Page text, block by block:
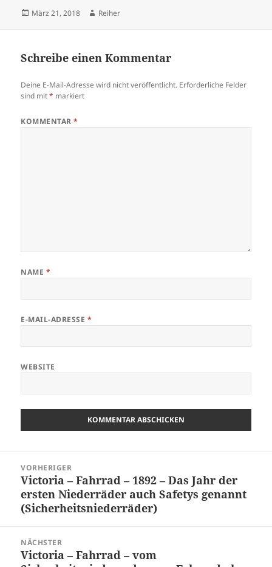
Veröffentlicht
März 21, 2018 Autor
Reiher
Schreibe einen Kommentar
Deine E-Mail-Adresse wird nicht veröffentlicht. Erforderliche Felder
sind mit* markiert
KOMMENTAR*
NAME *
E-MAIL-ADRESSE *
WEBSITE
VORHERIGER
Vorheriger
Beitrag:
Victoria – Fahrrad – 1892 – Das Jahr der
ersten Niederräder auch Safetys genannt
(Sicherheitsniederräder)
NÄCHSTER
Nächster
Victoria – Fahrrad – vom